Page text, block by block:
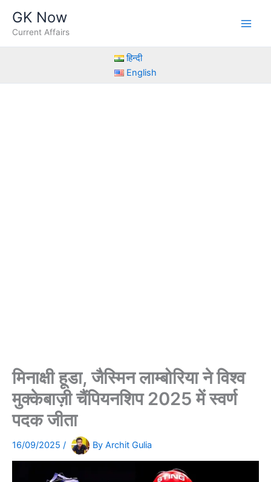
content
GK Now
Current Affairs
हिन्दी
English
मिनाक्षी हूडा, जैस्मिन लाम्बोरिया ने विश्व
मुक्केबाज़ी चैंपियनशिप 2025 में स्वर्ण
पदक जीता
16/09/2025 / By Archit Gulia